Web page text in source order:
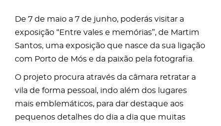
De 7 de maio a 7 de junho, poderás visitar a
exposição “Entre vales e memórias”, de Martim
Santos, uma exposição que nasce da sua ligação
com Porto de Mós e da paixão pela fotografia.
O projeto procura através da câmara retratar a
vila de forma pessoal, indo além dos lugares
mais emblemáticos, para dar destaque aos
pequenos detalhes do dia a dia que muitas